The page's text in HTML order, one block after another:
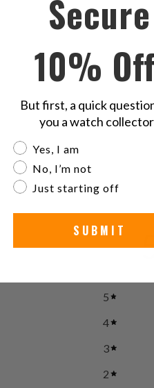
5
4
3
2
Secure
10%
But first, a quick
you a watch
Are you a watch
Yes, I am
No, I’m not
Just starting off
SUBMIT